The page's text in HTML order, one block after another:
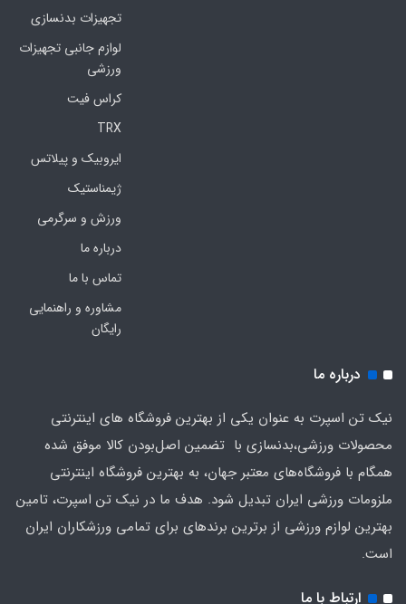
تجهیزات بدنسازی
لوازم جانبی تجهیزات
ورزشی
کراس فیت
TRX
ایروبیک و پیلاتس
ژیمناستیک
ورزش و سرگرمی
درباره ما
تماس با ما
مشاوره و راهنمایی
رایگان
درباره ما
نیک تن اسپرت به عنوان یکی از بهترین فروشگاه های اینترنتی
محصولات ورزشی،بدنسازی با تضمین اصل‌بودن کالا موفق شده
همگام با فروشگاه‌های معتبر جهان، به بهترین فروشگاه اینترنتی
ملزومات ورزشی ایران تبدیل شود. هدف ما در نیک تن اسپرت، تامین
بهترین لوازم ورزشی از برترین برندهای برای تمامی ورزشکاران ایران
است.
ارتباط با ما